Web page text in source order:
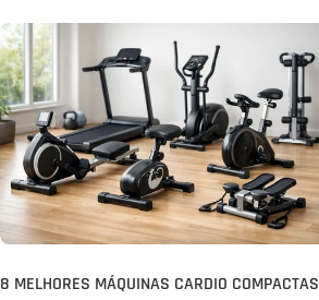
8 MELHORES MÁQUINAS CARDIO COMPACTAS